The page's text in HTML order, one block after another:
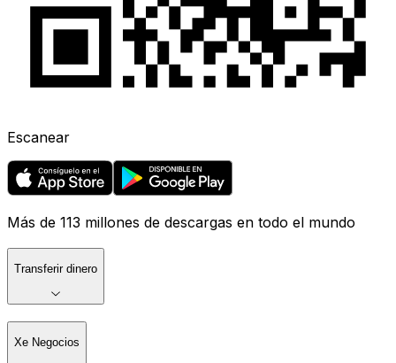
Escanear
Más de 113 millones de descargas en todo el mundo
Transferir dinero
Xe Negocios